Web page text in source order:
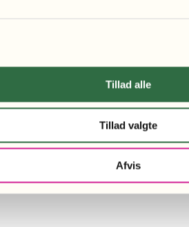
Tillad alle
Tillad valgte
Afvis